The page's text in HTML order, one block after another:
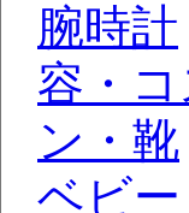
腕時計
容・
ン・靴
ベビ